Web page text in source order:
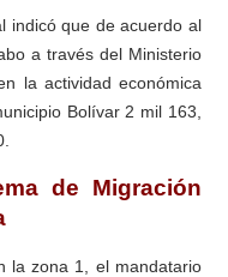
indicó que de acuerdo al
a través del Ministerio
la actividad económica
Bolívar 2 mil 163,
de Migración
la zona 1, el mandatario